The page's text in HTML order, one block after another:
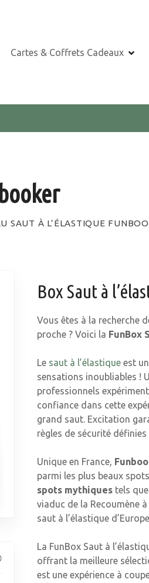
Cartes & Coffrets Cadeaux
SAUT À L’ÉLASTIQUE
Box Saut à
Vous êtes à la recherche
proche ? Voici la FunBox
Le saut à l’élastique est
sensations inoubliables !
professionnels
confiance dans cette
grand saut. Excitation
règles de sécurité définies
Unique en France,
parmi les plus beaux
spots mythiquestels que
viaduc de la Recoumène
saut à l’élastique
La FunBox Saut à
offrant la meilleure
est une expérience à